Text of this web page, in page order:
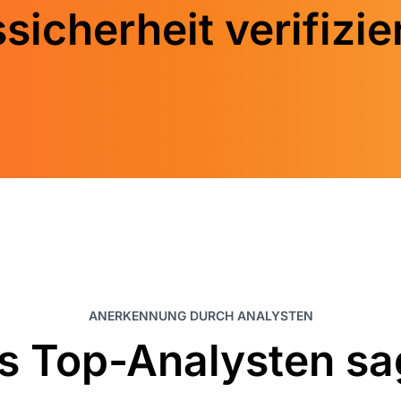
ANERKENNUNG DURCH ANALYSTEN
Top-Analysten